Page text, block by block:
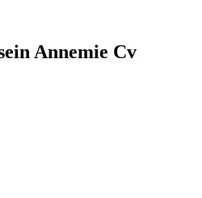
Annemie Cv